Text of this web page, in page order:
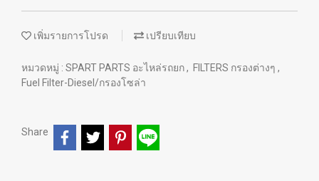
เพิ่มรายการโปรด เปรียบเทียบ
หมวดหมู่ : SPART PARTS อะไหล่รถยก, FILTERS กรองต่างๆ ,
Fuel Filter-Diesel/กรองโซล่า
Share